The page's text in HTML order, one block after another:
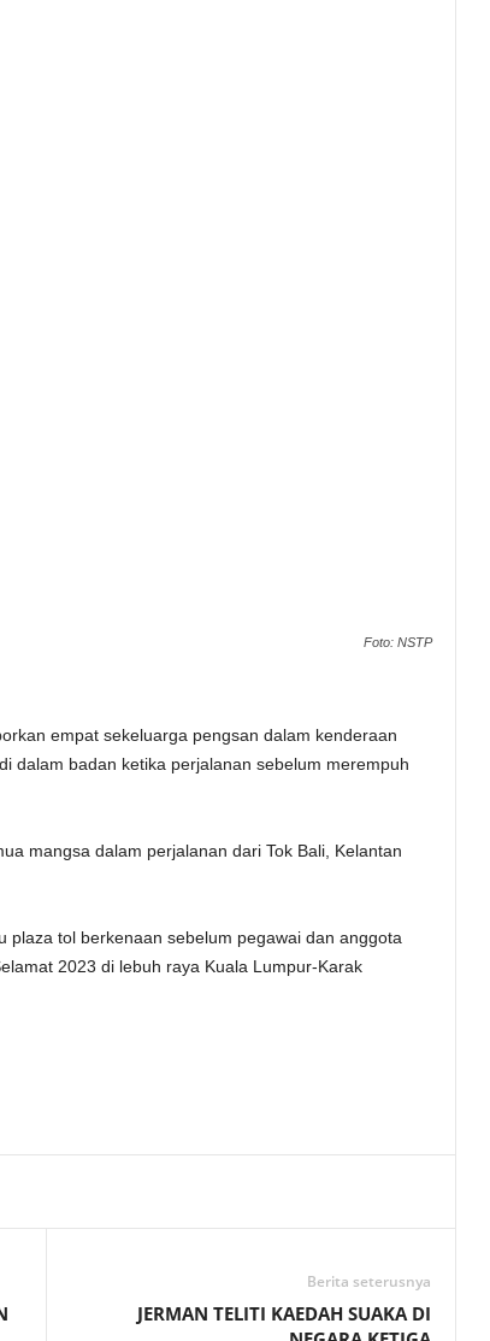
Foto: NSTP
empat sekeluarga pengsan dalam kenderaan
dalam badan ketika perjalanan sebelum merempuh
mangsa dalam perjalanan dari Tok Bali, Kelantan
plaza tol berkenaan sebelum pegawai dan anggota
2023 di lebuh raya Kuala Lumpur-Karak
Berita seterusnya
JERMAN TELITI KAEDAH SUAKA DI